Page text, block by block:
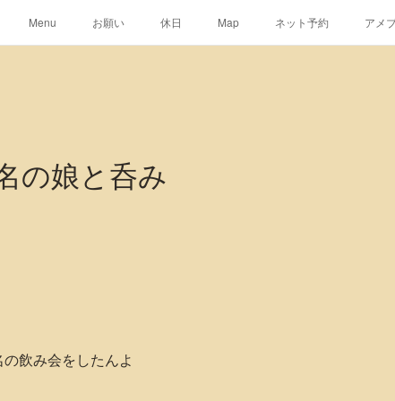
Menu お願い 休日 Map ネット予約 アメ
の娘と呑み
飲み会をしたんよ